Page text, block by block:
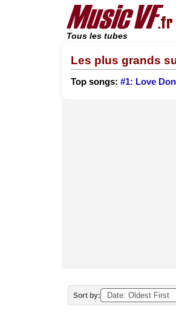
Tous les tubes
Les plus grands
Top songs: #1: Love
Sort by: